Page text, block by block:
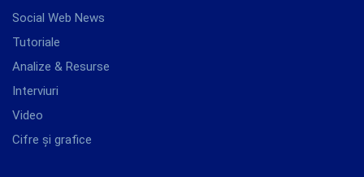
Social Web News
Tutoriale
Analize & Resurse
Interviuri
Video
Cifre și grafice